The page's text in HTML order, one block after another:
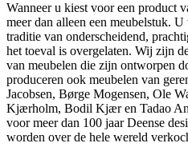
Wanneer u kiest voor een product
meer dan alleen een meubelstuk.
traditie van onderscheidend,
het toeval is overgelaten. Wij zijn
van meubelen die zijn ontworpen
produceren ook meubelen van
Jacobsen, Børge Mogensen, Ole
Kjærholm, Bodil Kjær en Tadao
voor meer dan 100 jaar Deense
worden over de hele wereld